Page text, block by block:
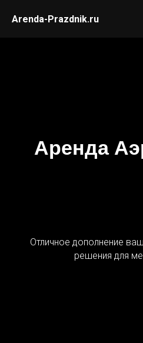
Arenda-Prazdnik.ru
Аренда
Отличное дополнение
решения для